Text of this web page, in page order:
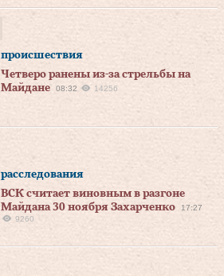
происшествия
Четверо ранены из-за стрельбы на
Майдане
08:32 14256
расследования
ВСК считает виновным в разгоне
Майдана 30 ноября Захарченко
17:27
9260